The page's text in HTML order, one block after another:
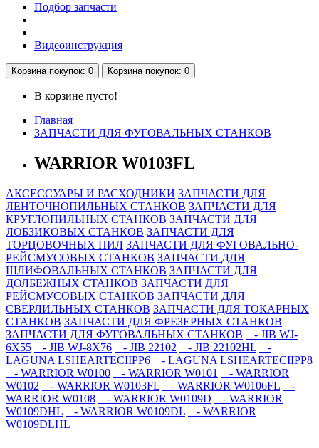
Подбор запчасти
Видеоинструкция
Корзинапокупок: 0 Корзинапокупок: 0
В корзине пусто!
Главная
ЗАПЧАСТИ ДЛЯ ФУГОВАЛЬНЫХ СТАНКОВ
WARRIOR W0103FL
АКСЕССУАРЫ И РАСХОДНИКИ ЗАПЧАСТИ ДЛЯ
ЛЕНТОЧНОПИЛЬНЫХ СТАНКОВ ЗАПЧАСТИ ДЛЯ
КРУГЛОПИЛЬНЫХ СТАНКОВ ЗАПЧАСТИ ДЛЯ
ЛОБЗИКОВЫХ СТАНКОВ ЗАПЧАСТИ ДЛЯ
ТОРЦОВОЧНЫХ ПИЛ ЗАПЧАСТИ ДЛЯ ФУГОВАЛЬНО-
РЕЙСМУСОВЫХ СТАНКОВ ЗАПЧАСТИ ДЛЯ
ШЛИФОВАЛЬНЫХ СТАНКОВ ЗАПЧАСТИ ДЛЯ
ДОЛБЕЖНЫХ СТАНКОВ ЗАПЧАСТИ ДЛЯ
РЕЙСМУСОВЫХ СТАНКОВ ЗАПЧАСТИ ДЛЯ
СВЕРЛИЛЬНЫХ СТАНКОВ ЗАПЧАСТИ ДЛЯ ТОКАРНЫХ
СТАНКОВ ЗАПЧАСТИ ДЛЯ ФРЕЗЕРНЫХ СТАНКОВ
ЗАПЧАСТИ ДЛЯ ФУГОВАЛЬНЫХ СТАНКОВ
- JIB WJ-
6X55
- JIB WJ-8X76 - JIB 22102 - JIB 22102HL
-
LAGUNA LSHEARTECIIPP6
- LAGUNA LSHEARTECIIPP8
- WARRIOR W0100
- WARRIOR W0101
- WARRIOR
W0102
- WARRIOR W0103FL - WARRIOR W0106FL
-
WARRIOR W0108
- WARRIOR W0109D
- WARRIOR
W0109DHL
- WARRIOR W0109DL
- WARRIOR
W0109DLHL